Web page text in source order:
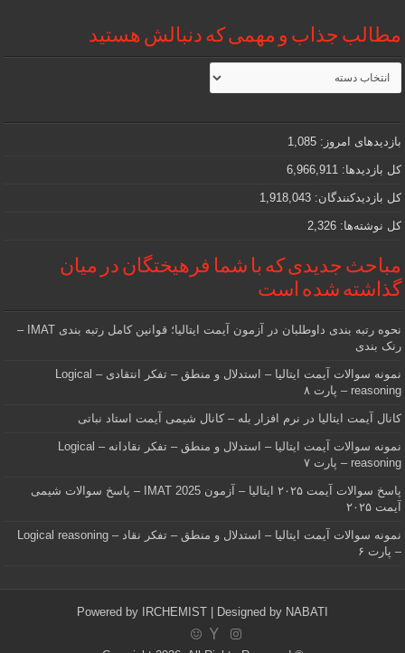
مطالب جذاب و مهمی که دنبالش هستید
مطالب
جذاب
و
که
دنبالش
هستید
بازدیدهای امروز:1,085
کل بازدیدها:6,966,911
کل بازدیدکنند‌گان:1,918,043
کل نوشته‌ها:2,326
مباحث جدیدی که با شما فرهیختگان در میان
گذاشته شده است
نحوه رتبه بندی داوطلبان در آزمون آیمت ایتالیا؛ قوانین کامل رتبه بندی IMAT –
رنک بندی
نمونه سوالات آیمت ایتالیا – استدلال و منطق – تفکر انتقادی – Logical
reasoning – پارت ۸
کانال آیمت ایتالیا در نرم افزار بله – کانال شیمی آیمت استاد نباتی
نمونه سوالات آیمت ایتالیا – استدلال و منطق – تفکر نقادانه – Logical
reasoning – پارت ۷
پاسخ سوالات آیمت ۲۰۲۵ ایتالیا – آزمون IMAT 2025 – پاسخ سوالات شیمی
آیمت ۲۰۲۵
نمونه سوالات آیمت ایتالیا – استدلال و منطق – تفکر نقاد – Logical reasoning
– پارت ۶
Powered by IRCHEMIST | Designed by NABATI